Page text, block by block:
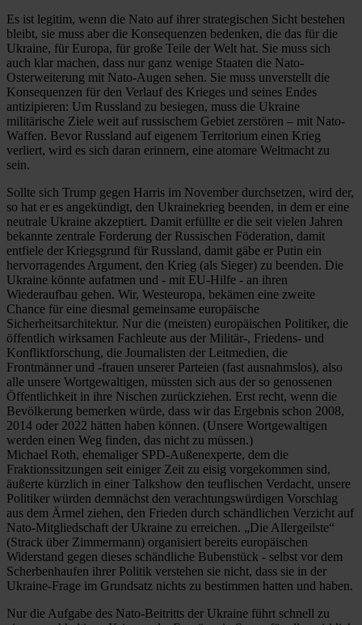
Es ist legitim, wenn die Nato auf ihrer strategischen Sicht bestehen
bleibt, sie muss aber die Konsequenzen bedenken, die das für die
Ukraine, für Europa, für große Teile der Welt hat. Sie muss sich
auch klar machen, dass nur ganz wenige Staaten die Nato-
Osterweiterung mit Nato-Augen sehen. Sie muss unverstellt die
Konsequenzen für den Verlauf des Krieges und seines Endes
antizipieren: Um Russland zu besiegen, muss die Ukraine
militärische Ziele weit auf russischem Gebiet zerstören – mit Nato-
Waffen. Bevor Russland auf eigenem Territorium einen Krieg
verliert, wird es sich daran erinnern, eine atomare Weltmacht zu
sein.
Sollte sich Trump gegen Harris im November durchsetzen, wird der,
so hat er es angekündigt, den Ukrainekrieg beenden, in dem er eine
neutrale Ukraine akzeptiert. Damit erfüllte er die seit vielen Jahren
bekannte zentrale Forderung der Russischen Föderation, damit
entfiele der Kriegsgrund für Russland, damit gäbe er Putin ein
hervorragendes Argument, den Krieg (als Sieger) zu beenden. Die
Ukraine könnte aufatmen und - mit EU-Hilfe - an ihren
Wiederaufbau gehen. Wir, Westeuropa, bekämen eine zweite
Chance für eine diesmal gemeinsame europäische
Sicherheitsarchitektur. Nur die (meisten) europäischen Politiker, die
öffentlich wirksamen Fachleute aus der Militär-, Friedens- und
Konfliktforschung, die Journalisten der Leitmedien, die
Frontmänner und -frauen unserer Parteien (fast ausnahmslos), also
alle unsere Wortgewaltigen, müssten sich aus der so genossenen
Öffentlichkeit in ihre Nischen zurückziehen. Erst recht, wenn die
Bevölkerung bemerken würde, dass wir das Ergebnis schon 2008,
2014 oder 2022 hätten haben können. (Unsere Wortgewaltigen
werden einen Weg finden, das nicht zu müssen.)
Michael Roth, ehemaliger SPD-Außenexperte, dem die
Fraktionssitzungen seit einiger Zeit zu eisig vorgekommen sind,
äußerte kürzlich in einer Talkshow den teuflischen Verdacht, unsere
Politiker würden demnächst den verachtungswürdigen Vorschlag
aus dem Ärmel ziehen, den Frieden durch schändlichen Verzicht auf
Nato-Mitgliedschaft der Ukraine zu erreichen. „Die Allergeilste“
(Strack über Zimmermann) organisiert bereits europäischen
Widerstand gegen dieses schändliche Bubenstück - selbst vor dem
Scherbenhaufen ihrer Politik verstehen sie nicht, dass sie in der
Ukraine-Frage im Grundsatz nichts zu bestimmen hatten und haben.
Nur die Aufgabe des Nato-Beitritts der Ukraine führt schnell zu